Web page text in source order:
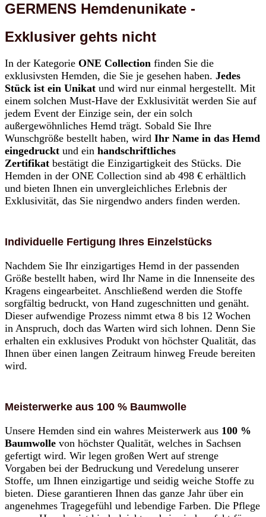
GERMENS Hemdenunikate -
Exklusiver gehts nicht
In der Kategorie ONE Collection finden Sie die
exklusivsten Hemden, die Sie je gesehen haben. Jedes
Stück ist ein Unikat und wird nur einmal hergestellt. Mit
einem solchen Must-Have der Exklusivität werden Sie auf
jedem Event der Einzige sein, der ein solch
außergewöhnliches Hemd trägt. Sobald Sie Ihre
Wunschgröße bestellt haben, wird Ihr Name in das Hemd
eingedruckt und ein handschriftliches
Zertifikat bestätigt die Einzigartigkeit des Stücks. Die
Hemden in der ONE Collection sind ab 498 € erhältlich
und bieten Ihnen ein unvergleichliches Erlebnis der
Exklusivität, das Sie nirgendwo anders finden werden.
Individuelle Fertigung Ihres Einzelstücks
Nachdem Sie Ihr einzigartiges Hemd in der passenden
Größe bestellt haben, wird Ihr Name in die Innenseite des
Kragens eingearbeitet. Anschließend werden die Stoffe
sorgfältig bedruckt, von Hand zugeschnitten und genäht.
Dieser aufwendige Prozess nimmt etwa 8 bis 12 Wochen
in Anspruch, doch das Warten wird sich lohnen. Denn Sie
erhalten ein exklusives Produkt von höchster Qualität, das
Ihnen über einen langen Zeitraum hinweg Freude bereiten
wird.
Meisterwerke aus 100 % Baumwolle
Unsere Hemden sind ein wahres Meisterwerk aus 100 %
Baumwolle von höchster Qualität, welches in Sachsen
gefertigt wird. Wir legen großen Wert auf strenge
Vorgaben bei der Bedruckung und Veredelung unserer
Stoffe, um Ihnen einzigartige und seidig weiche Stoffe zu
bieten. Diese garantieren Ihnen das ganze Jahr über ein
angenehmes Tragegefühl und lebendige Farben. Die Pflege